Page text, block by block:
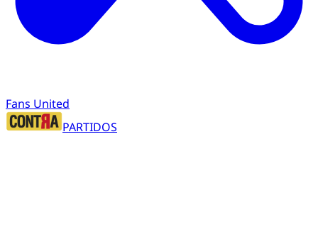
Fans United
PARTIDOS